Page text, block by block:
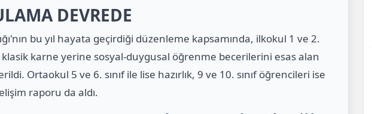
DEVREDE
bu yıl hayata geçirdiği düzenleme kapsamında, ilkokul 1 ve 2.
klasik karne yerine sosyal-duygusal öğrenme becerilerini esas alan
Ortaokul 5 ve 6. sınıf ile lise hazırlık, 9 ve 10. sınıf öğrencileri ise
raporu da aldı.